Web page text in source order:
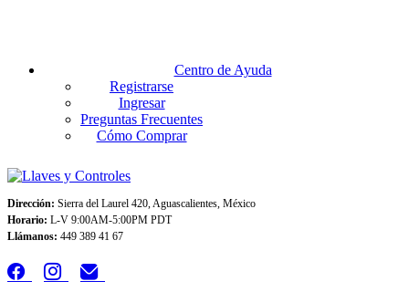
Centro de Ayuda
Registrarse
Ingresar
Preguntas Frecuentes
Cómo Comprar
Dirección: Sierra del Laurel 420, Aguascalientes, México
Horario: L-V 9:00AM-5:00PM PDT
Llámanos: 449 389 41 67